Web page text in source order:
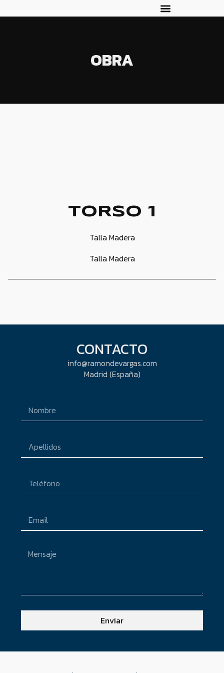
OBRA
TORSO 1
Talla Madera
Talla Madera
CONTACTO
info@ramondevargas.com
Madrid (España)
Enviar